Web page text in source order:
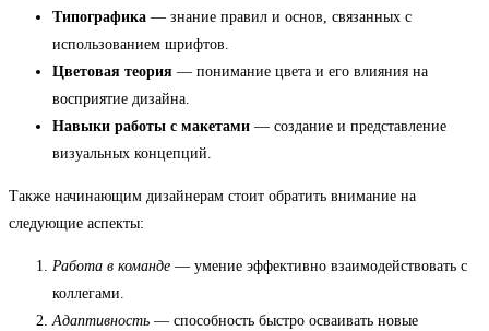
Типографика — знание правил и основ, связанных с
использованием шрифтов.
Цветовая теория — понимание цвета и его влияния на
восприятие дизайна.
Навыки работы с макетами — создание и представление
визуальных концепций.
Также начинающим дизайнерам стоит обратить внимание на
следующие аспекты:
Работа в команде — умение эффективно взаимодействовать с
коллегами.
Адаптивность — способность быстро осваивать новые